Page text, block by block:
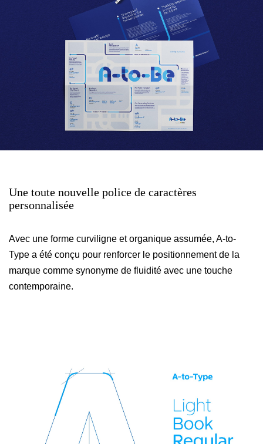
Une toute nouvelle police de caractères
personnalisée
Avec une forme curviligne et organique assumée, A-to-
Type a été conçu pour renforcer le positionnement de la
marque comme synonyme de fluidité avec une touche
contemporaine.